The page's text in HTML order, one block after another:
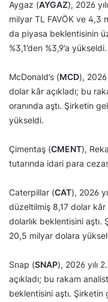
Aygaz (AYGAZ), 2026
milyar TL FAVÖK ve 4,3
da piyasa beklentisinin
%3,1’den %3,9’a yükseldi.
McDonald’s (MCD), 2026
dolar kâr açıkladı; bu
oranında aştı. Şirketin
yükseldi.
Çimentaş (CMENT),
tutarında idari para
Caterpillar (CAT), 2026
düzeltilmiş 8,17 dolar kâr
dolarlık beklentisini aştı.
20,5 milyar dolara
Snap (SNAP), 2026 yılı
açıkladı; bu rakam
beklentisini aştı. Şirketin